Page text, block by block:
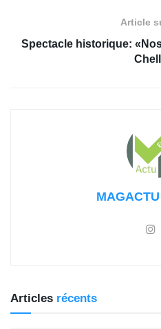
Article
Spectacle historique:
Articles récents